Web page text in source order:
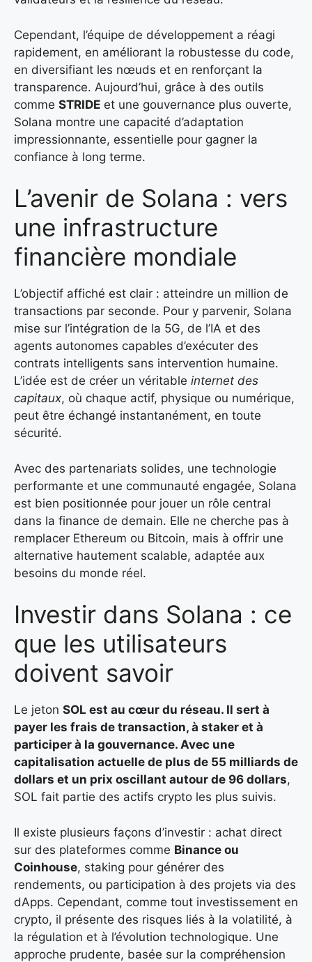
Cependant, l’équipe de développement a réagi
rapidement, en améliorant la robustesse du code,
en diversifiant les nœuds et en renforçant la
transparence. Aujourd’hui, grâce à des outils
comme STRIDE et une gouvernance plus ouverte,
Solana montre une capacité d’adaptation
impressionnante, essentielle pour gagner la
confiance à long terme.
L’avenir de Solana : vers
une infrastructure
financière mondiale
L’objectif affiché est clair : atteindre un million de
transactions par seconde. Pour y parvenir, Solana
mise sur l’intégration de la 5G, de l’IA et des
agents autonomes capables d’exécuter des
contrats intelligents sans intervention humaine.
L’idée est de créer un véritable internet des
capitaux, où chaque actif, physique ou numérique,
peut être échangé instantanément, en toute
sécurité.
Avec des partenariats solides, une technologie
performante et une communauté engagée, Solana
est bien positionnée pour jouer un rôle central
dans la finance de demain. Elle ne cherche pas à
remplacer Ethereum ou Bitcoin, mais à offrir une
alternative hautement scalable, adaptée aux
besoins du monde réel.
Investir dans Solana : ce
que les utilisateurs
doivent savoir
Le jeton SOL est au cœur du réseau. Il sert à
payer les frais de transaction, à staker et à
participer à la gouvernance. Avec une
capitalisation actuelle de plus de 55 milliards de
dollars et un prix oscillant autour de 96 dollars,
SOL fait partie des actifs crypto les plus suivis.
Il existe plusieurs façons d’investir : achat direct
sur des plateformes comme Binance ou
Coinhouse, staking pour générer des
rendements, ou participation à des projets via des
dApps. Cependant, comme tout investissement en
crypto, il présente des risques liés à la volatilité, à
la régulation et à l’évolution technologique. Une
approche prudente, basée sur la compréhension